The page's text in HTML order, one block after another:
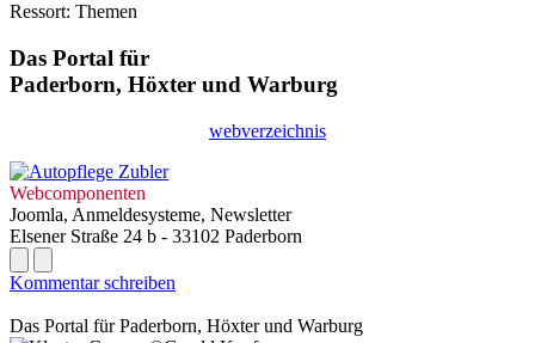
Ressort: Themen
Das Portal für
Paderborn, Höxter und Warburg
webverzeichnis
Webcomponenten
Joomla, Anmeldesysteme, Newsletter
Elsener Straße 24 b - 33102 Paderborn
Kommentar schreiben
Das Portal fürPaderborn, Höxterund Warburg